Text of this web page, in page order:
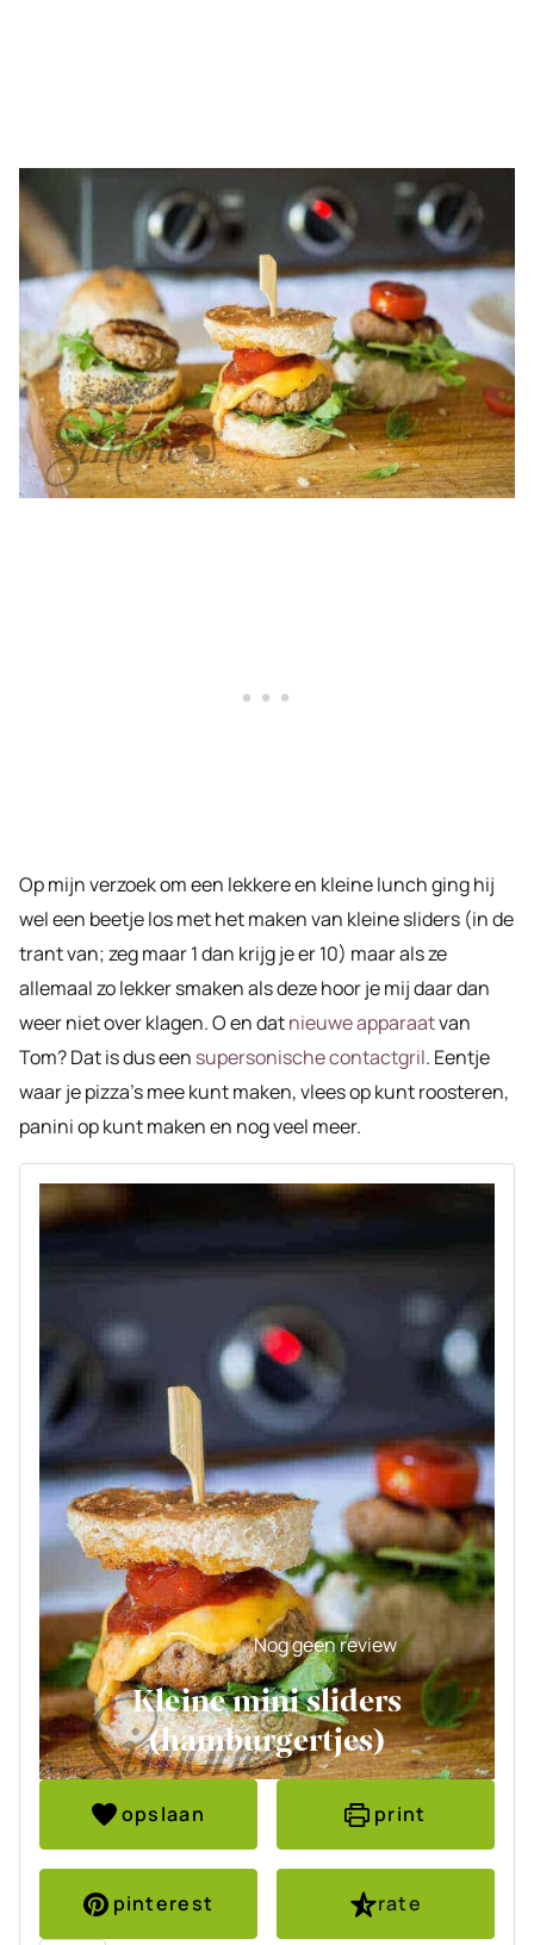
Op mijn verzoek om een lekkere en kleine lunch ging hij
wel een beetje los met het maken van kleine sliders (in de
trant van; zeg maar 1 dan krijg je er 10) maar als ze
allemaal zo lekker smaken als deze hoor je mij daar dan
weer niet over klagen. O en datnieuwe apparaatvan
Tom? Dat is dus een supersonische contactgril. Eentje
waar je pizza’s mee kunt maken, vlees op kunt roosteren,
panini op kunt maken en nog veel meer.
Nog geen review
Kleine mini sliders
(hamburgertjes)
opslaan print
pinterest
rate